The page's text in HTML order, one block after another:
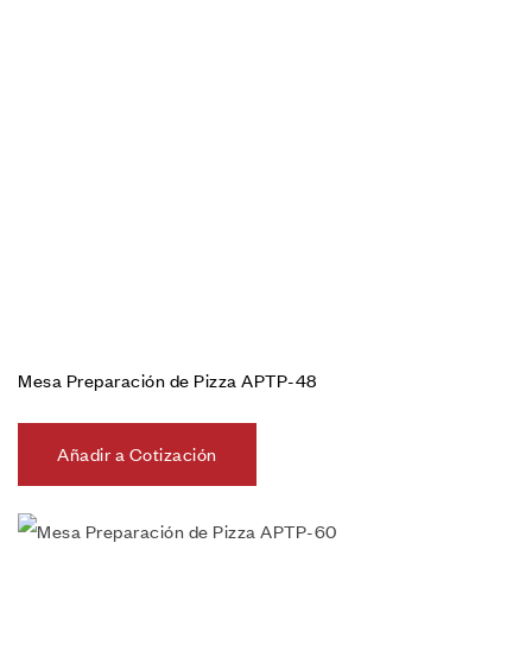
Mesa Preparación de Pizza APTP-48
Añadir a Cotización